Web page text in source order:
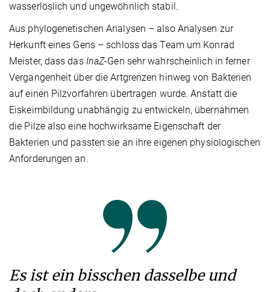
wasserlöslich und ungewöhnlich stabil.
Aus phylogenetischen Analysen – also Analysen zur
Herkunft eines Gens – schloss das Team um Konrad
Meister, dass das InaZ-Gen sehr wahrscheinlich in ferner
Vergangenheit über die Artgrenzen hinweg von Bakterien
auf einen Pilzvorfahren übertragen wurde. Anstatt die
Eiskeimbildung unabhängig zu entwickeln, übernahmen
die Pilze also eine hochwirksame Eigenschaft der
Bakterien und passten sie an ihre eigenen physiologischen
Anforderungen an.
Es ist ein bisschen dasselbe und